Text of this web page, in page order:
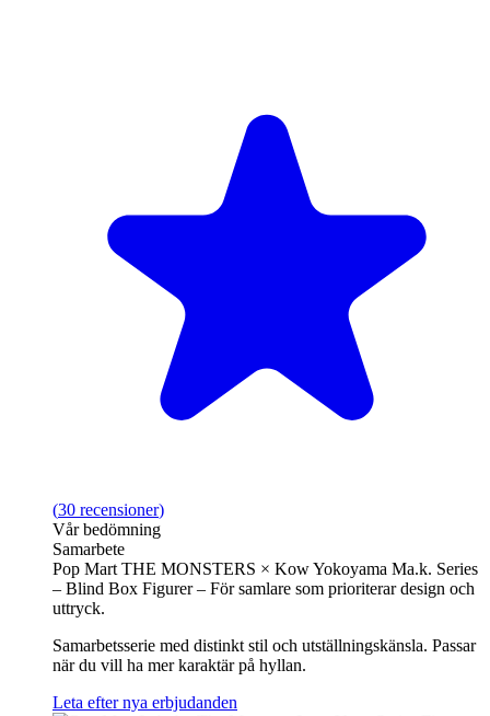
(30 recensioner)
Vår bedömning
Samarbete
Pop Mart THE MONSTERS × Kow Yokoyama Ma.k. Series
– Blind Box Figurer – För samlare som prioriterar design och
uttryck.
Samarbetsserie med distinkt stil och utställningskänsla. Passar
när du vill ha mer karaktär på hyllan.
Leta efter nya erbjudanden